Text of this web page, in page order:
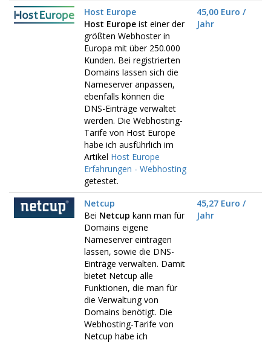
Host Europe
Host Europe ist einer der
größten Webhoster in
Europa mit über 250.000
Kunden. Bei registrierten
Domains lassen sich die
Nameserver anpassen,
ebenfalls können die
DNS-Einträge verwaltet
werden. Die Webhosting-
Tarife von Host Europe
habe ich ausführlich im
Artikel Host Europe
Erfahrungen - Webhosting
getestet.
45,00 Euro /
Jahr
Netcup
Bei Netcup kann man für
Domains eigene
Nameserver eintragen
lassen, sowie die DNS-
Einträge verwalten. Damit
bietet Netcup alle
Funktionen, die man für
die Verwaltung von
Domains benötigt. Die
Webhosting-Tarife von
Netcup habe ich
45,27 Euro /
Jahr